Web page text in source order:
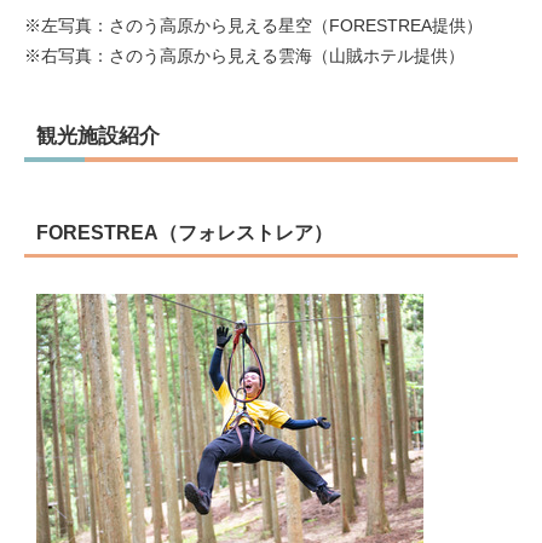
※左写真：さのう高原から見える星空（FORESTREA提供）
※右写真：さのう高原から見える雲海（山賊ホテル提供）
観光施設紹介
FORESTREA（フォレストレア）